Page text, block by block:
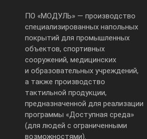
ПО «МОДУЛЬ» — производство
специализированных напольных
покрытий для промышленных
объектов, спортивных
сооружений, медицинских
и образовательных учреждений,
а также производство
тактильной продукции,
предназначенной для реализации
программы «Доступная среда»
(для людей с ограниченными
возможностями).